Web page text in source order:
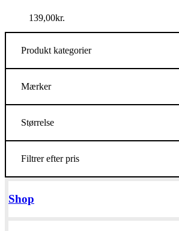
139,00kr.
Produkt kategorier
Mærker
Størrelse
Filtrer efter pris
Shop